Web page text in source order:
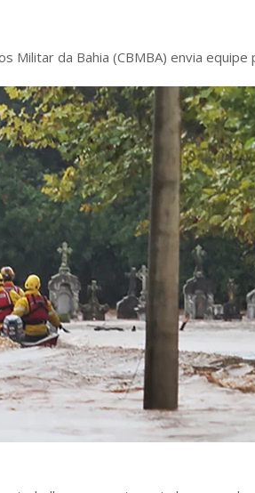
Militar da Bahia (CBMBA) envia equipe